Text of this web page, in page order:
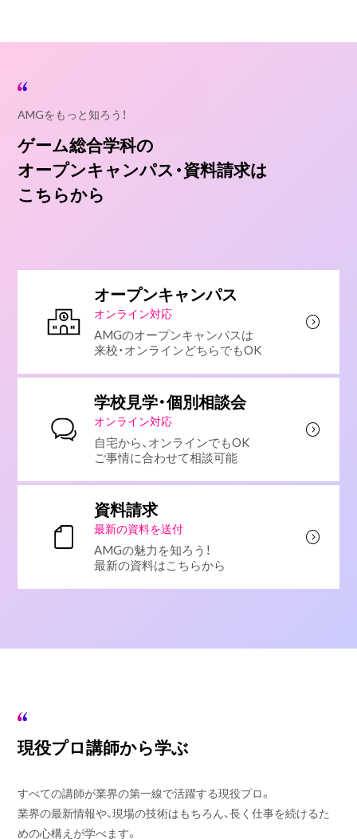
AMGをもっと知ろう！
ゲーム総合学科の
オープンキャンパス・資料請求は
こちらから
オープンキャンパス
オンライン対応
AMGのオープンキャンパスは
来校・オンラインどちらでもOK
学校見学・個別相談会
オンライン対応
自宅から、オンラインでもOK
ご事情に合わせて相談可能
資料請求
最新の資料を送付
AMGの魅力を知ろう！
最新の資料はこちらから
現役プロ講師から学ぶ
すべての講師が業界の第一線で活躍する現役プロ。
業界の最新情報や、現場の技術はもちろん、長く仕事を続けるた
めの心構えが学べます。